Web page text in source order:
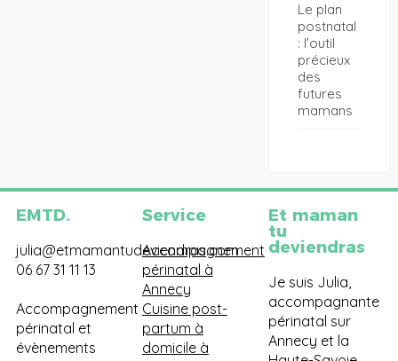
Le plan
postnatal
: l’outil
précieux
des
futures
mamans
EMTD.
julia@etmamantudeviendras.com
06 67 31 11 13
Accompagnement
périnatal et
évènements
Service
Accompagnement
périnatal à
Annecy
Cuisine post-
partum à
domicile à
Et maman
tu
deviendras
Je suis Julia,
accompagnante
périnatal sur
Annecy et la